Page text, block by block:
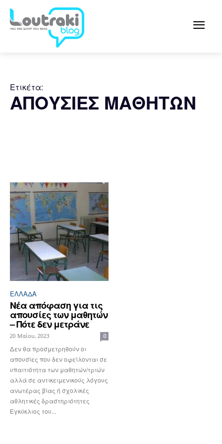
Ετικέτα:
ΑΠΟΥΣΙΕΣ ΜΑΘΗΤΩΝ
ΕΛΛΆΔΑ
Νέα απόφαση για τις
απουσίες των μαθητών
– Πότε δεν μετράνε
20 Μαΐου, 2023 0
Δεν θα προσμετρηθούν οι
απουσίες που δεν οφείλονται σε
υπαιτιότητα των μαθητών/τριών
αλλά σε αντικειμενικούς λόγους
ανωτέρας βίας ή σχολικές
αθλητικές δραστηριότητες
Εγκύκλιος του...